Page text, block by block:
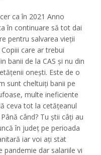
ca în 2021 Anno
în continuare să tot dai
pentru salvarea vieții
care ar trebui
banii de la CAS și nu din
onești. Este de o
sunt cheltuiți banii pe
multe ineficiente
ceva tot la cetățeanul
când? Tu știi câți au
în județ pe perioada
iar voi ați stat
pandemie dar salariile vi